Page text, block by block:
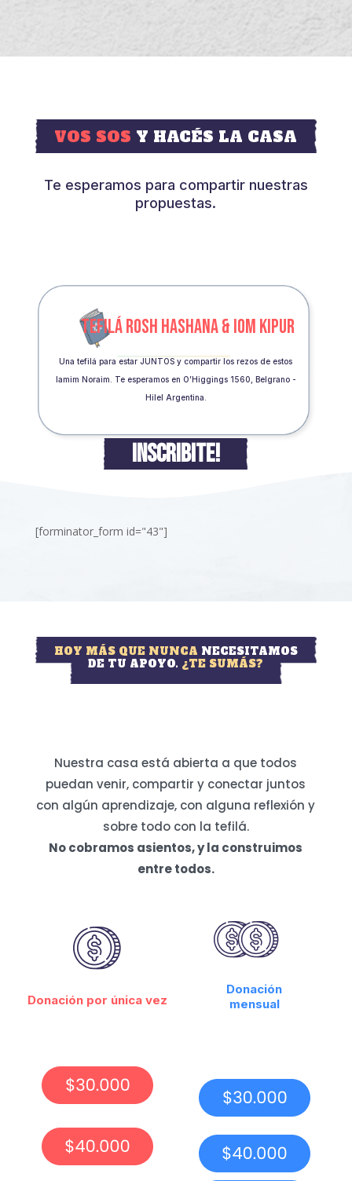
VOS SOS Y HACÉS LA CASA
Te esperamos para compartir nuestras
propuestas.
TEFILÁ ROSH HASHANA & IOM KIPUR
Una tefilá para estar JUNTOS y compartir los rezos de estos
Iamim Noraim. Te esperamos en O’Higgings 1560, Belgrano -
Hilel Argentina.
INSCRIBITE!
[forminator_form id="43"]
HOY MÁS QUE NUNCA NECESITAMOS
DE TU APOYO. ¿TE SUMÁS?
Nuestra casa está abierta a que todos
puedan venir, compartir y conectar juntos
con algún aprendizaje, con alguna reflexión y
sobre todo con la tefilá.
No cobramos asientos, y la construimos
entre todos.
Donación por única vez
Donación
mensual